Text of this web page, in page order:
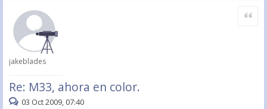
jakeblades
Re: M33, ahora en color.
Citar
03 Oct 2009, 07:40